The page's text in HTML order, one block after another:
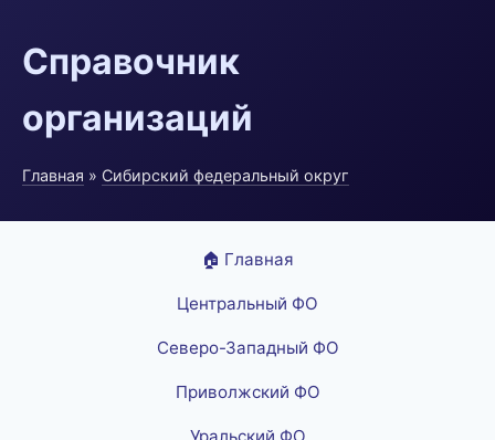
Справочник
организаций
Главная » Сибирский федеральный округ
🏠 Главная
Центральный ФО
Северо-Западный ФО
Приволжский ФО